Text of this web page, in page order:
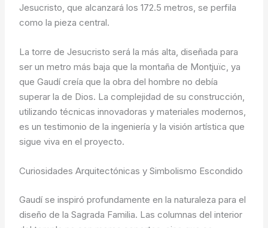
Jesucristo, que alcanzará los 172.5 metros, se perfila
como la pieza central.
La torre de Jesucristo será la más alta, diseñada para
ser un metro más baja que la montaña de Montjuïc, ya
que Gaudí creía que la obra del hombre no debía
superar la de Dios. La complejidad de su construcción,
utilizando técnicas innovadoras y materiales modernos,
es un testimonio de la ingeniería y la visión artística que
sigue viva en el proyecto.
Curiosidades Arquitectónicas y Simbolismo Escondido
Gaudí se inspiró profundamente en la naturaleza para el
diseño de la Sagrada Familia. Las columnas del interior